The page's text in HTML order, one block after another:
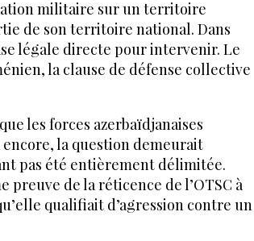
militaire sur un territoire
de son territoire national. Dans
légale directe pour intervenir. Le
la clause de défense collective
les forces azerbaïdjanaises
la question demeurait
pas été entièrement délimitée.
preuve de la réticence de l’OTSC à
qualifiait d’agression contre un